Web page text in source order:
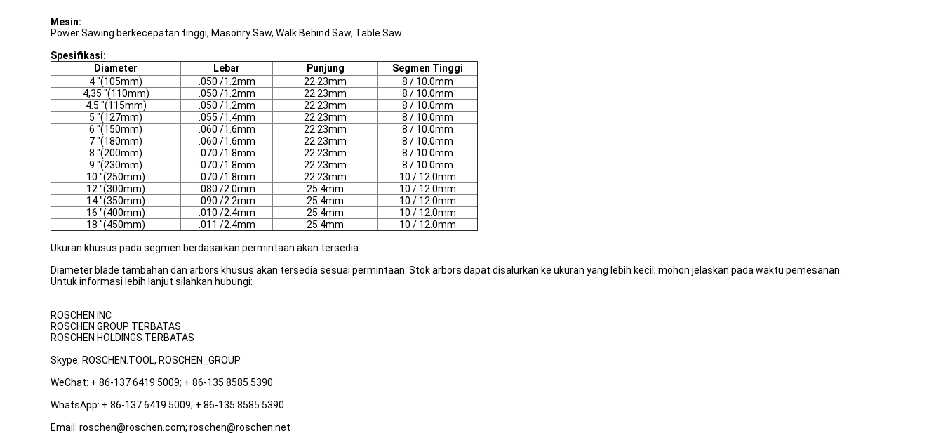
Mesin:
Power Sawing berkecepatan tinggi, Masonry Saw, Walk Behind Saw, Table Saw.
Spesifikasi:
Diameter
Lebar Punjung
Segmen Tinggi
4 "(105mm)
.050 /1.2mm 22.23mm
8 / 10.0mm
4,35 "(110mm)
.050 /1.2mm 22.23mm
8 / 10.0mm
4.5 "(115mm)
.050 /1.2mm 22.23mm
8 / 10.0mm
5 "(127mm)
.055 /1.4mm 22.23mm
8 / 10.0mm
6 "(150mm)
.060 /1.6mm 22.23mm
8 / 10.0mm
7 "(180mm)
.060 /1.6mm 22.23mm
8 / 10.0mm
8 "(200mm)
.070 /1.8mm 22.23mm
8 / 10.0mm
9 "(230mm)
.070 /1.8mm 22.23mm
8 / 10.0mm
10 "(250mm)
.070 /1.8mm 22.23mm
10 / 12.0mm
12 "(300mm)
.080 /2.0mm 25.4mm
10 / 12.0mm
14 "(350mm)
.090 /2.2mm 25.4mm
10 / 12.0mm
16 "(400mm)
.010 /2.4mm 25.4mm
10 / 12.0mm
18 "(450mm)
.011 /2.4mm 25.4mm 10 / 12.0mm
Ukuran khusus pada segmen berdasarkan permintaan akan tersedia.
Diameter blade tambahan dan arbors khusus akan tersedia sesuai permintaan. Stok arbors dapat disalurkan ke ukuran yang lebih kecil; mohon jelaskan pada waktu pemesanan.
Untuk informasi lebih lanjut silahkan hubungi:
ROSCHEN INC
ROSCHEN GROUP TERBATAS
ROSCHEN HOLDINGS TERBATAS
Skype: ROSCHEN.TOOL, ROSCHEN_GROUP
WeChat: + 86-137 6419 5009; + 86-135 8585 5390
WhatsApp: + 86-137 6419 5009; + 86-135 8585 5390
Email: roschen@roschen.com; roschen@roschen.net